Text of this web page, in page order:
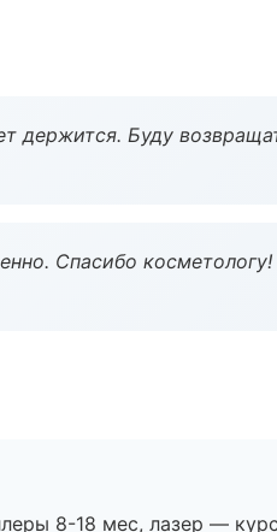
держится. Буду
Спасибо косметологу!
8-18 мес, лазер —